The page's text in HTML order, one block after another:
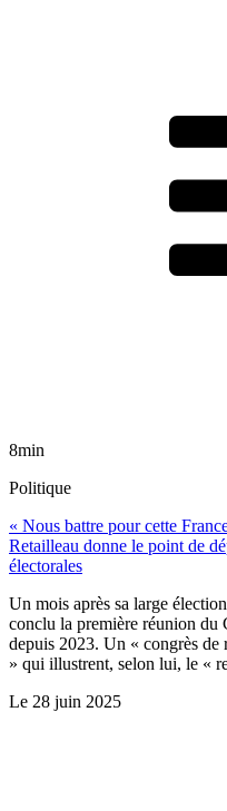
8min
Politique
« Nous battre pour cette
Retailleau donne le point de
électorales
Un mois après sa large
conclu la première réunion du
depuis 2023. Un « congrès
» qui illustrent, selon lui, le «
Le 28 juin 2025